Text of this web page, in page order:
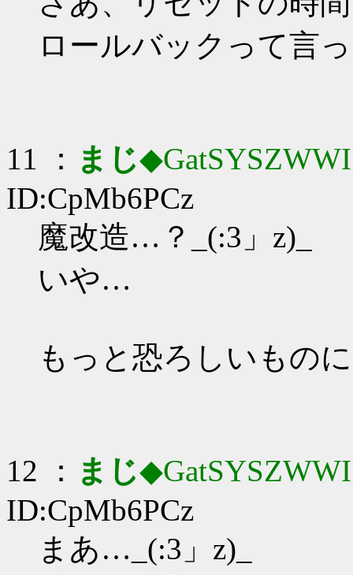
ロールバックって言
11 ： まじ◆GatSYSZWWI
ID:CpMb6PCz
魔改造…？_(:3」z)_
いや…
もっと恐ろしいもの
12 ： まじ◆GatSYSZWWI
ID:CpMb6PCz
まあ…_(:3」z)_